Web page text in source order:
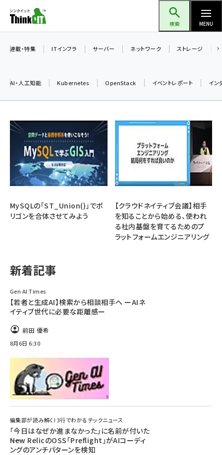
ン
ツ
検索 MENU
加藤銘のチーム貢献～仲間と築いた勝利の絆～ (2304)
iot女子会 (2263)
北海道をのんびり旅する晴山佳須夫のヒント集！ (2017)
drupal (1940)
genai (1473)
ai crunch (1347)
連載・特集 ITインフラ サーバー ネットワーク ストレージ
AI・人工知能 Kubernetes OpenStack イベントレポート イン
MySQLの「ST_Union()」でポ
リゴンを合体させてみよう
【クラウドネイティブ会議】相手
を知ることから始める、使われ
る社内基盤を育てるためのプ
ラットフォームエンジニアリング
新着記事
Gen AI Times
【若者と生成AI】検索から相談相手へ ーAIネ
イティブ世代に必要な距離感ー
前田 優希
8月6日 6:30
編集部が読み解く! 3行でわかるテックニュース
「今日はなぜか進まなかった」に名前が付いた
――New RelicのOSS「Preflight」がAIコーディ
ングのアンチパターンを検知